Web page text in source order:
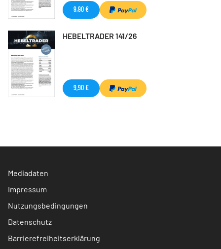
9,90 €
HEBELTRADER 141/26
9,90 €
Mediadaten
Impressum
Nutzungsbedingungen
Datenschutz
Barrierefreiheitserklärung